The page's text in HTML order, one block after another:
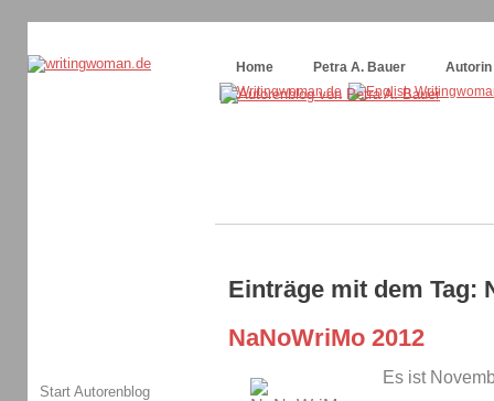
Home
Petra A. Bauer Autorin
Einträge mit dem Tag:
NaNoWriMo 2012
Es ist
Start Autorenblog